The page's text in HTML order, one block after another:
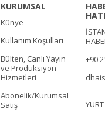
KURUMSAL
Künye
Kullanım Koşulları
Bülten, Canlı Yayın
ve Prodüksiyon
Hizmetleri
Abonelik/Kurumsal
Satış
+90